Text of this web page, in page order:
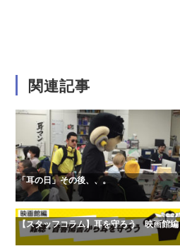
関連記事
「耳の日」その後、、。
【スタッフコラム】耳を守ろう 映画館編